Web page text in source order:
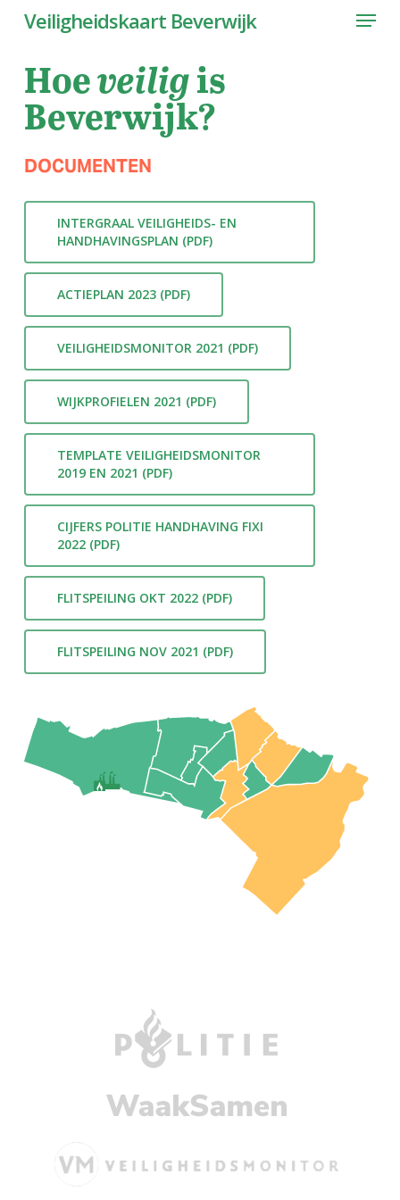
content
Veiligheidskaart Beverwijk Menu
Hoeveiligis
Beverwijk?
DOCUMENTEN
INTERGRAAL VEILIGHEIDS- EN
HANDHAVINGSPLAN (PDF)
ACTIEPLAN 2023 (PDF)
VEILIGHEIDSMONITOR 2021 (PDF)
WIJKPROFIELEN 2021 (PDF)
TEMPLATE VEILIGHEIDSMONITOR
2019 EN 2021 (PDF)
CIJFERS POLITIE HANDHAVING FIXI
2022 (PDF)
FLITSPEILING OKT 2022 (PDF)
FLITSPEILING NOV 2021 (PDF)